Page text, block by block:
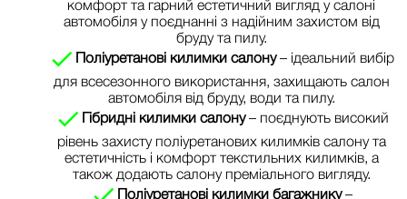
комфорт та гарний естетичний вигляд у салоні
автомобіля у поєднанні з надійним захистом від
бруду та пилу.
Поліуретанові килимки салону– ідеальний вибір
для всесезонного використання, захищають салон
автомобіля від бруду, води та пилу.
Гібридні килимки салону– поєднують високий
рівень захисту поліуретанових килимків салону та
естетичність і комфорт текстильних килимків, а
також додають салону преміального вигляду.
Поліуретанові килимки багажнику–